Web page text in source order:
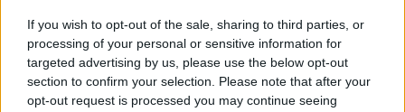
If you wish to opt-out of the sale, sharing to third parties, or
processing of your personal or sensitive information for
targeted advertising by us, please use the below opt-out
section to confirm your selection. Please note that after your
opt-out request is processed you may continue seeing
své stanovisko k příslušné novele o ochraně přírody ve stanovené
lhůtě nedodalo. Kabinet se má novelou zabývat v pondělí. Jeho
postoj bude doporučením pro Sněmovnu, v níž má vládní koalice
většinu.